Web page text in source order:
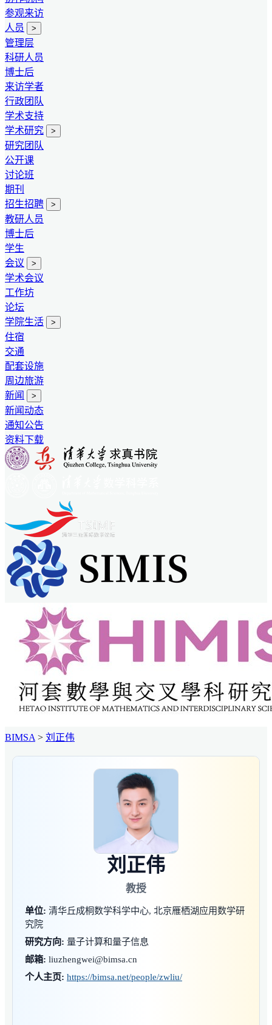
参观来访
人员
>
管理层
科研人员
博士后
来访学者
行政团队
学术支持
学术研究
>
研究团队
公开课
讨论班
期刊
招生招聘
>
教研人员
博士后
学生
会议
>
学术会议
工作坊
论坛
学院生活
>
住宿
交通
配套设施
周边旅游
新闻
>
新闻动态
通知公告
资料下载
BIMSA > 刘正伟
刘正伟
教授
单位: 清华丘成桐数学科学中心, 北京雁栖湖应用数学研
究院
研究方向: 量子计算和量子信息
邮箱: liuzhengwei@bimsa.cn
个人主页: https://bimsa.net/people/zwliu/